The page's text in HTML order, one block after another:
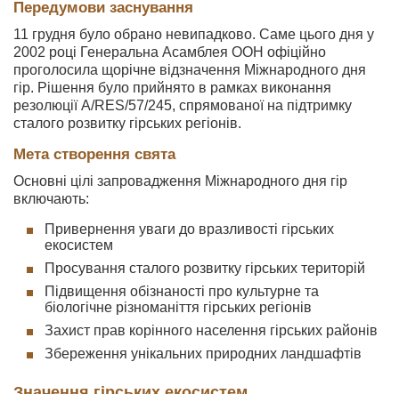
Передумови заснування
11 грудня було обрано невипадково. Саме цього дня у
2002 році Генеральна Асамблея ООН офіційно
проголосила щорічне відзначення Міжнародного дня
гір. Рішення було прийнято в рамках виконання
резолюції A/RES/57/245, спрямованої на підтримку
сталого розвитку гірських регіонів.
Мета створення свята
Основні цілі запровадження Міжнародного дня гір
включають:
Привернення уваги до вразливості гірських
екосистем
Просування сталого розвитку гірських територій
Підвищення обізнаності про культурне та
біологічне різноманіття гірських регіонів
Захист прав корінного населення гірських районів
Збереження унікальних природних ландшафтів